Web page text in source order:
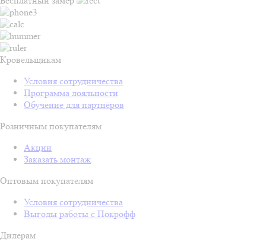
Кровельщикам
Условия сотрудничества
Программа лояльности
Обучение для партнёров
Розничным покупателям
Акции
Заказать монтаж
Оптовым покупателям
Условия сотрудничества
Выгоды работы с Покрофф
Дилерам